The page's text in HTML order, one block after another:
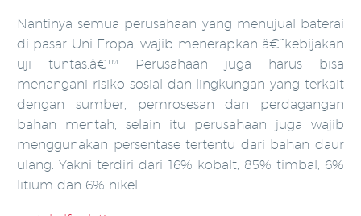
Nantinya semua perusahaan yang menujual baterai
di pasar Uni Eropa, wajib menerapkan â€˜kebijakan
uji tuntas.â€™ Perusahaan juga harus bisa
menangani risiko sosial dan lingkungan yang terkait
dengan sumber, pemrosesan dan perdagangan
bahan mentah, selain itu perusahaan juga wajib
menggunakan persentase tertentu dari bahan daur
ulang. Yakni terdiri dari 16% kobalt, 85% timbal, 6%
litium dan 6% nikel.